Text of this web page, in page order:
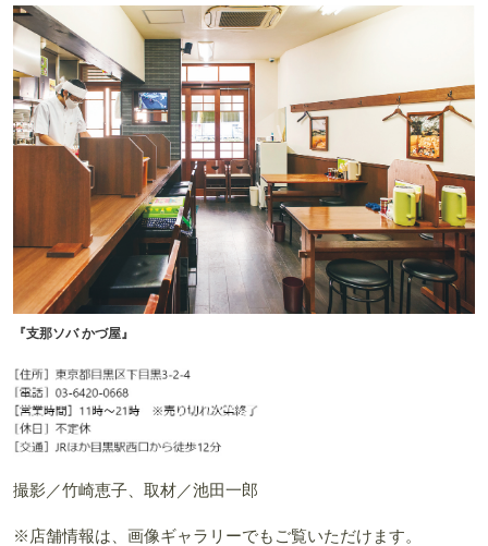
『支那ソバ かづ屋』
撮影／竹崎恵子、取材／池田一郎
※店舗情報は、画像ギャラリーでもご覧いただけます。